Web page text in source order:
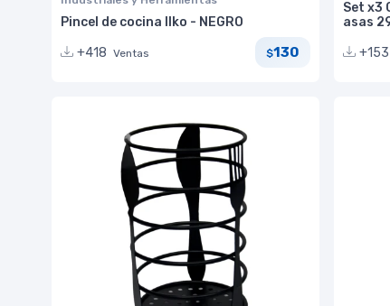
Pincel de cocina Ilko - NEGRO
+418 Ventas $130
Set x3
asas
+153